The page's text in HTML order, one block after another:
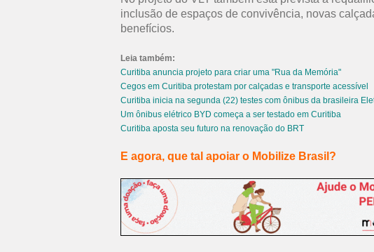
inclusão de espaços de convivência, novas
benefícios.
Leia também:
Curitiba anuncia projeto para criar uma "Rua da Memória"
Cegos em Curitiba protestam por calçadas e transporte acessível
Curitiba inicia na segunda (22) testes com ônibus da brasileira
Um ônibus elétrico BYD começa a ser testado em Curitiba
Curitiba aposta seu futuro na renovação do BRT
E agora, que tal apoiar o Mobilize Brasil?